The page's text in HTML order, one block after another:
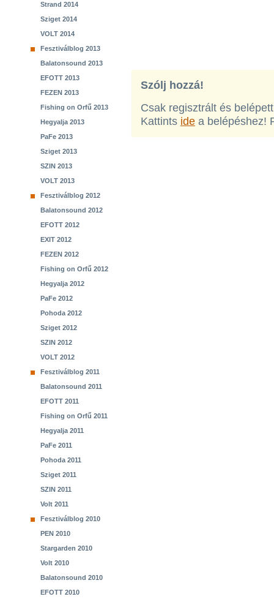
Strand 2014
Sziget 2014
VOLT 2014
Fesztiválblog 2013
Balatonsound 2013
EFOTT 2013
FEZEN 2013
Fishing on Orfű 2013
Hegyalja 2013
PaFe 2013
Sziget 2013
SZIN 2013
VOLT 2013
Fesztiválblog 2012
Balatonsound 2012
EFOTT 2012
EXIT 2012
FEZEN 2012
Fishing on Orfű 2012
Hegyalja 2012
PaFe 2012
Pohoda 2012
Sziget 2012
SZIN 2012
VOLT 2012
Fesztiválblog 2011
Balatonsound 2011
EFOTT 2011
Fishing on Orfű 2011
Hegyalja 2011
PaFe 2011
Pohoda 2011
Sziget 2011
SZIN 2011
Volt 2011
Fesztiválblog 2010
PEN 2010
Stargarden 2010
Volt 2010
Balatonsound 2010
EFOTT 2010
Szólj hozzá!
Csak regisztrált és
Kattints ide a belépéshez!